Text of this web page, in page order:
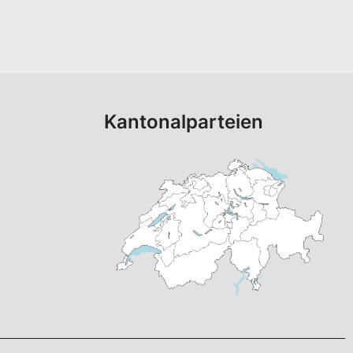
Kantonalparteien